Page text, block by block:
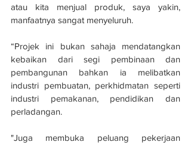
atau kita menjual produk, saya yakin,
manfaatnya sangat menyeluruh.
“Projek ini bukan sahaja mendatangkan
kebaikan dari segi pembinaan dan
pembangunan bahkan ia melibatkan
industri pembuatan, perkhidmatan seperti
industri pemakanan, pendidikan dan
perladangan.
"Juga membuka peluang pekerjaan